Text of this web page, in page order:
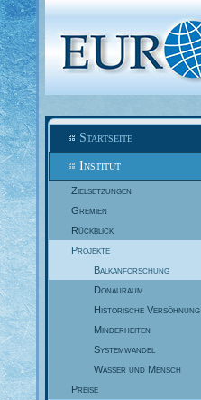
Startseite
Institut
Zielsetzungen
Gremien
Rückblick
Projekte
Balkanforschung
Donauraum
Historische Versöhnung
Minderheiten
Systemwandel
Wasser und Mensch
Preise